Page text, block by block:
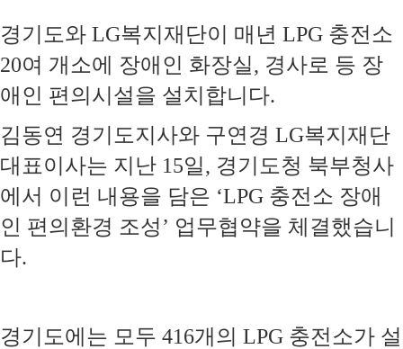
경기도와 LG복지재단이 매년 LPG 충전소
20여 개소에 장애인 화장실, 경사로 등 장
애인 편의시설을 설치합니다.
김동연 경기도지사와 구연경 LG복지재단
대표이사는 지난 15일, 경기도청 북부청사
에서 이런 내용을 담은 ‘LPG 충전소 장애
인 편의환경 조성’ 업무협약을 체결했습니
다.
경기도에는 모두 416개의 LPG 충전소가 설